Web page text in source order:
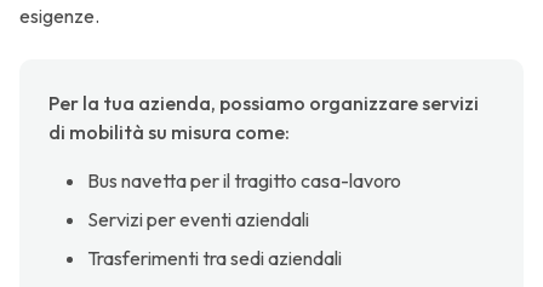
esigenze.
Per la tua azienda, possiamo organizzare servizi
di mobilità su misura come:
Bus navetta per il tragitto casa-lavoro
Servizi per eventi aziendali
Trasferimenti tra sedi aziendali